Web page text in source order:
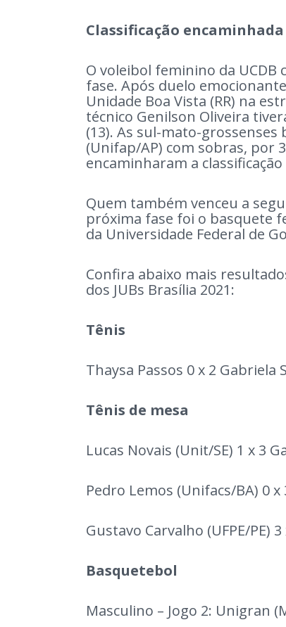
Classificação encaminhada
O voleibol feminino da
fase. Após duelo
Unidade Boa Vista (RR) na
técnico Genilson Oliveira
(13). As sul-mato-
(Unifap/AP) com sobras, por
encaminharam a
Quem também venceu a
próxima fase foi o basquete
da Universidade Federal de
Confira abaixo mais
dos JUBs Brasília 2021:
Tênis
Thaysa Passos 0 x 2 Gabriela
Tênis de mesa
Lucas Novais (Unit/SE) 1 x 3
Pedro Lemos (Unifacs/BA) 0
Gustavo Carvalho (UFPE/PE)
Basquetebol
Masculino – Jogo 2: Unigran